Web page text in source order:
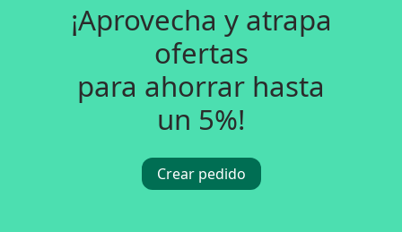
¡Aprovecha y atrapa
ofertas
para ahorrar hasta
un 5%!
Crear pedido